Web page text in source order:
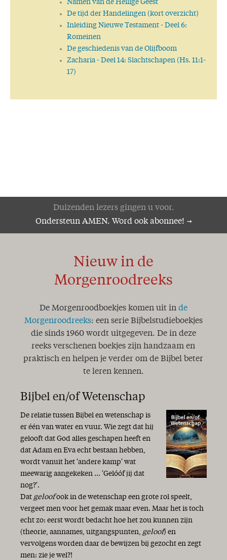
Namen van de Heilige Geest
De tijd der Handelingen (kort overzicht)
Inleiding Nieuwe Testament- Deel 6:
Romeinen
De geschiedenis van de Olijfboom
Zacharia- Deel 14: Slachtschapen (Hs. 11:1-
17)
Duizenden lezers gingen u voor.
Ondersteun AMEN. Word ook abonnee!
Nieuw in de
Morgenroodreeks
De Morgenroodboekjes komen uit in de
Morgenroodreeks: een serie Bijbelstudieboekjes
die sinds 1960 wordt uitgegeven. De in deze
reeks verschenen boekjes zijn handzaam en
praktisch en helpen je verder om de Bijbel beter
te leren kennen.
Bijbel en/of Wetenschap
De relatie tussen Bijbel en wetenschap is
er één van water en vuur. Wie zegt dat hij
gelooft dat God alles geschapen heeft en
dat Adam en Eva echt bestaan hebben,
wordt vanuit het 'andere kamp' wat
meewarig aangekeken ... 'Gelóóf jij dat
nog?'.
Dat geloofook in de wetenschap een grote rol speelt,
vergeet men voor het gemak maar even. Maar het is toch
echt zo: eerst wordt bedacht hoe het zou kunnen zijn
(theorie, aannames, uitgangspunten, geloof) en
vervolgens worden daar de bewijzen bij gezocht en zegt
men: zie je wel?!